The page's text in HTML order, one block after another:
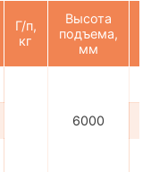
Г/п,
кг
Высота
подъема,
мм
6000